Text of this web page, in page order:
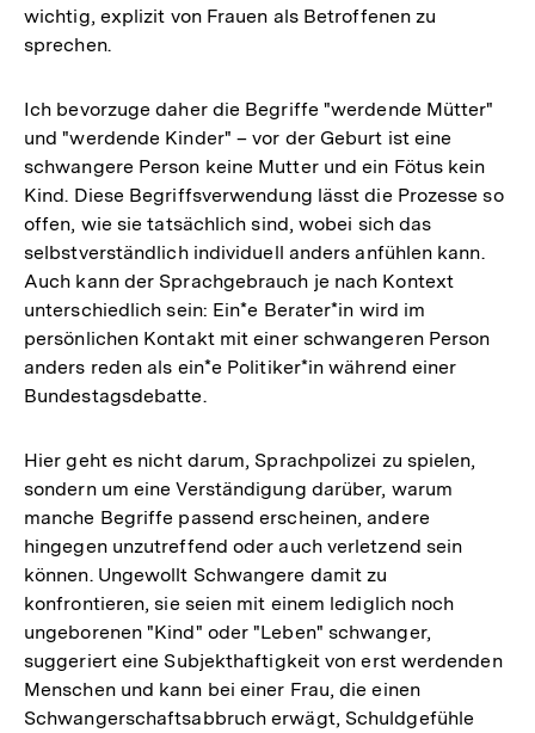
wichtig, explizit von Frauen als Betroffenen zu
sprechen.
Ich bevorzuge daher die Begriffe "werdende Mütter"
und "werdende Kinder" – vor der Geburt ist eine
schwangere Person keine Mutter und ein Fötus kein
Kind. Diese Begriffsverwendung lässt die Prozesse so
offen, wie sie tatsächlich sind, wobei sich das
selbstverständlich individuell anders anfühlen kann.
Auch kann der Sprachgebrauch je nach Kontext
unterschiedlich sein: Ein*e Berater*in wird im
persönlichen Kontakt mit einer schwangeren Person
anders reden als ein*e Politiker*in während einer
Bundestagsdebatte.
Hier geht es nicht darum, Sprachpolizei zu spielen,
sondern um eine Verständigung darüber, warum
manche Begriffe passend erscheinen, andere
hingegen unzutreffend oder auch verletzend sein
können. Ungewollt Schwangere damit zu
konfrontieren, sie seien mit einem lediglich noch
ungeborenen "Kind" oder "Leben" schwanger,
suggeriert eine Subjekthaftigkeit von erst werdenden
Menschen und kann bei einer Frau, die einen
Schwangerschaftsabbruch erwägt, Schuldgefühle